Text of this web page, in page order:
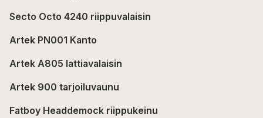
Secto Octo 4240 riippuvalaisin
Artek PN001 Kanto
Artek A805 lattiavalaisin
Artek 900 tarjoiluvaunu
Fatboy Headdemock riippukeinu